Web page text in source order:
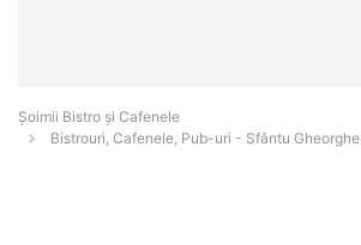
Șoimii Bistro și Cafenele
Bistrouri, Cafenele, Pub-uri - Sfântu Gheorghe